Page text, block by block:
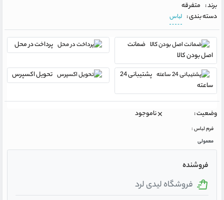
برند : متفرقه
دسته بندی : لباس
ضمانت
اصل بودن کالا
پرداخت در محل
پشتیبانی 24
ساعته
تحویل اکسپرس
وضعیت : ناموجود
فرم لباس :
معمولی
فروشنده
فروشگاه لیدی لرد